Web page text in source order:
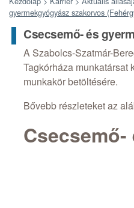
gyermekgyógyász szakorvos
Csecsemő- és
A Szabolcs-Szatmár-
Tagkórháza munkatársat
munkakör betöltésére.
Bővebb részleteket az